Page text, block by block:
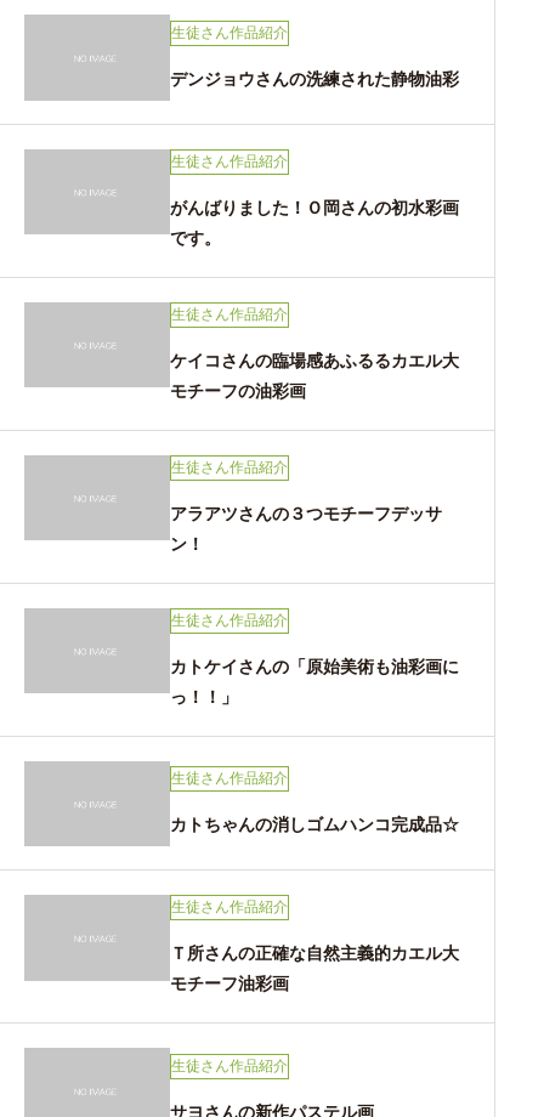
生徒さん作品紹介
デンジョウさんの洗練された静物油彩
生徒さん作品紹介
がんばりました！Ｏ岡さんの初水彩画
です。
生徒さん作品紹介
ケイコさんの臨場感あふるるカエル大
モチーフの油彩画
生徒さん作品紹介
アラアツさんの３つモチーフデッサ
ン！
生徒さん作品紹介
カトケイさんの「原始美術も油彩画に
っ！！」
生徒さん作品紹介
カトちゃんの消しゴムハンコ完成品☆
生徒さん作品紹介
Ｔ所さんの正確な自然主義的カエル大
モチーフ油彩画
生徒さん作品紹介
サヨさんの新作パステル画